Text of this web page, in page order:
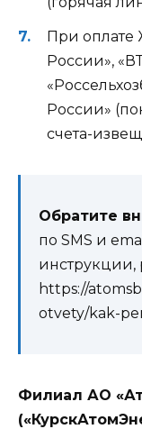
При оплате
России»,
России»
счета-
Обратите
по SMS и
инструкции,
https://
otvety/kak-
Филиал АО